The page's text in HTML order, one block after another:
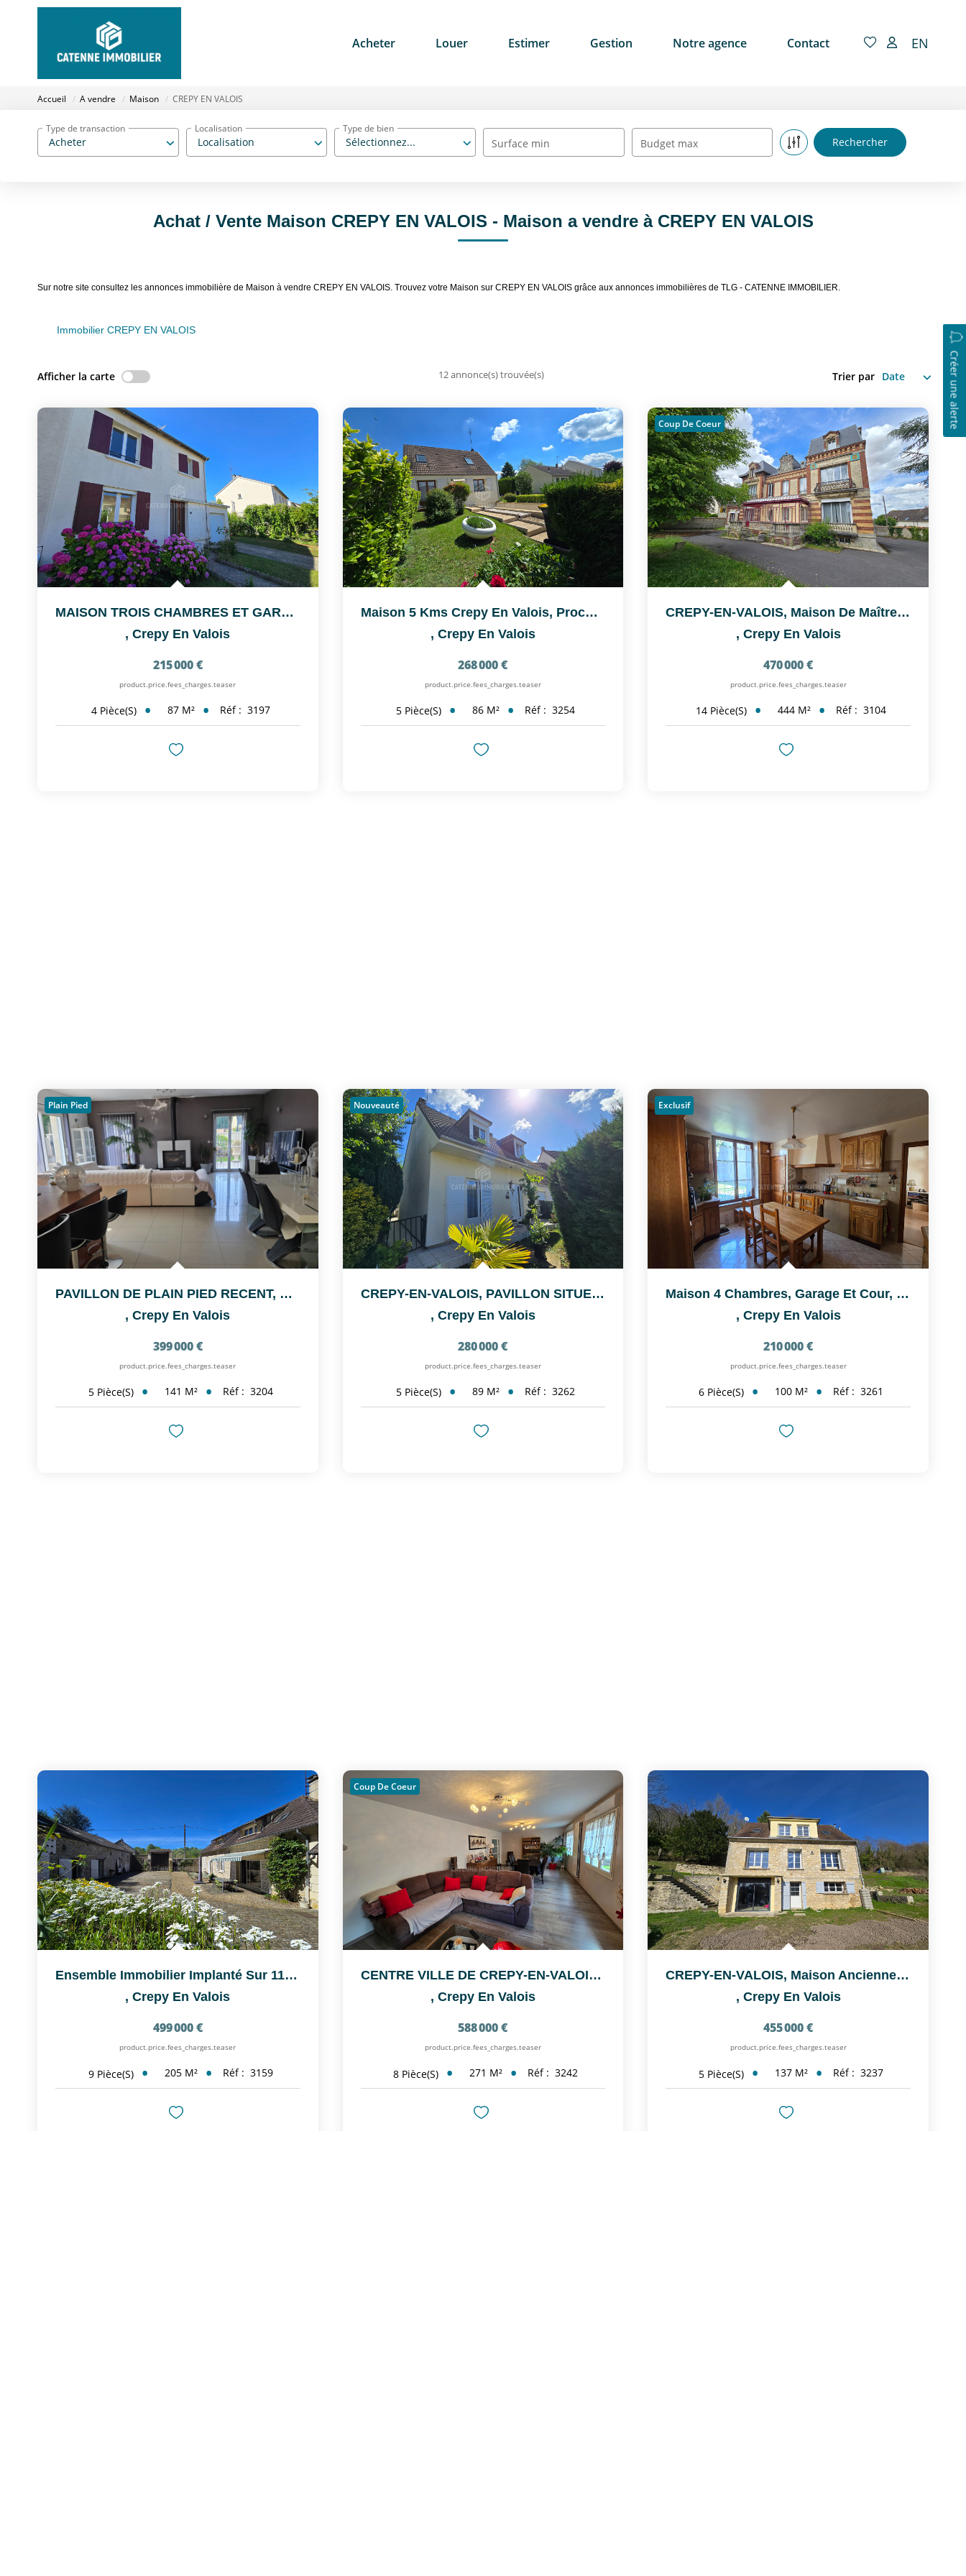
Acheter Louer Estimer Gestion Notre agence Contact EN
Accueil A vendre Maison CREPY EN VALOIS
Acheter
Type de transaction
Localisation
Localisation
Sélectionnez...
Type de bien
Surface min Budget max
Achat / Vente Maison CREPY EN VALOIS - Maison a vendre à CREPY EN VALOIS
Sur notre site consultez les annonces immobilière de Maison à vendre CREPY EN VALOIS. Trouvez votre Maison sur CREPY EN VALOIS grâce aux annonces immobilières de TLG - CATENNE IMMOBILIER.
Immobilier CREPY EN VALOIS
Créer une alerte
Afficher la carte 12 annonce(s) trouvée(s) Trier par
MAISON TROIS CHAMBRES ET GARAGE A CREPY-EN-VALOIS
,Crepy En Valois
215 000 €
product.price.fees_charges.teaser
4 Pièce(s) 87 M² Réf : 3197
Maison 5 Kms Crepy En Valois, Proche RN2
, Crepy En Valois
268 000 €
product.price.fees_charges.teaser
5 Pièce(s) 86 M² Réf : 3254
Coup De Coeur
CREPY-EN-VALOIS, Maison De Maître Située Près De La Gare Et...
, Crepy En Valois
470 000 €
product.price.fees_charges.teaser
14 Pièce(s) 444 M² Réf : 3104
Plain Pied
PAVILLON DE PLAIN PIED RECENT, SITUE SUR L'AXE...
,Crepy En Valois
399 000 €
product.price.fees_charges.teaser
5 Pièce(s) 141 M² Réf : 3204
Nouveauté
CREPY-EN-VALOIS, PAVILLON SITUE DANS UN QUARTIER CALME
, Crepy En Valois
280 000 €
product.price.fees_charges.teaser
5 Pièce(s) 89 M² Réf : 3262
Exclusif
Maison 4 Chambres, Garage Et Cour, Proximité Immédiate...
, Crepy En Valois
210 000 €
product.price.fees_charges.teaser
6 Pièce(s) 100 M² Réf : 3261
Ensemble Immobilier Implanté Sur 11215m² De Jardin Et Bois
,Crepy En Valois
499 000 €
product.price.fees_charges.teaser
9 Pièce(s) 205 M² Réf : 3159
Coup De Coeur
CENTRE VILLE DE CREPY-EN-VALOIS, POSEZ VOS VALISES DANS...
, Crepy En Valois
588 000 €
product.price.fees_charges.teaser
8 Pièce(s) 271 M² Réf : 3242
CREPY-EN-VALOIS, Maison Ancienne Rénovée Avec Jolie Vue Sur...
, Crepy En Valois
455 000 €
product.price.fees_charges.teaser
5 Pièce(s) 137 M² Réf : 3237